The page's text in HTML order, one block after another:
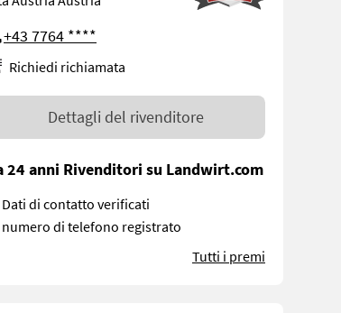
+43 7764 ****
Richiedi richiamata
Dettagli del rivenditore
24 anni Rivenditori su Landwirt.com
Dati di contatto verificati
numero di telefono registrato
Tutti i premi